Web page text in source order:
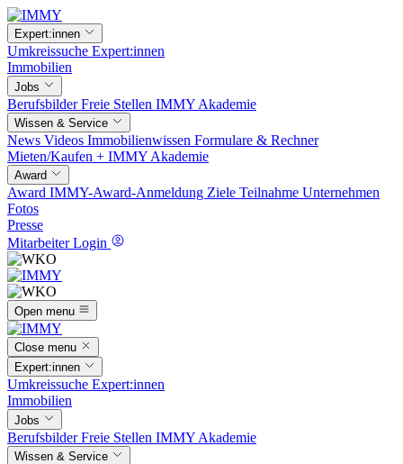
Expert:innen
Umkreissuche Expert:innen
Immobilien
Jobs
BerufsbilderFreie Stellen IMMY Akademie
Wissen & Service
News Videos Immobilienwissen Formulare & Rechner
Mieten/Kaufen + IMMY Akademie
Award
Award IMMY-Award-Anmeldung Ziele Teilnahme Unternehmen
Fotos
Presse
Mitarbeiter Login
Open menu
Close menu
Expert:innen
Umkreissuche Expert:innen
Immobilien
Jobs
BerufsbilderFreie Stellen IMMY Akademie
Wissen & Service